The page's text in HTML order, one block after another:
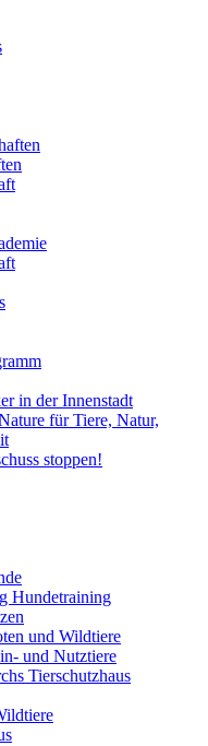
in der Innenstadt
für Tiere, Natur,
stoppen!
Hundetraining
und Wildtiere
und Nutztiere
Tierschutzhaus